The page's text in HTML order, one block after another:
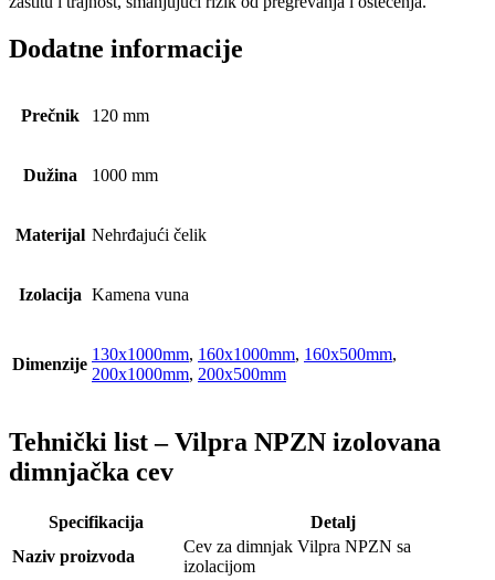
Dodatne informacije
Prečnik 120 mm
Dužina 1000 mm
Materijal Nehrđajući čelik
Izolacija Kamena vuna
Dimenzije
130x1000mm, 160x1000mm, 160x500mm,
200x1000mm, 200x500mm
Tehnički list – Vilpra NPZN izolovana
dimnjačka cev
Specifikacija
Detalj
Naziv proizvoda
Cev za dimnjak Vilpra NPZN sa
izolacijom